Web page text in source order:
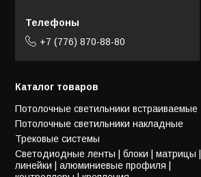
+7 (776) 870-88-80
Каталог товаров
Потолочные светильники встраиваемые
Потолочные светильники накладные
Трековые системы
Светодиодные ленты | блоки | матрицы |
линейки | алюминиевые профиля |